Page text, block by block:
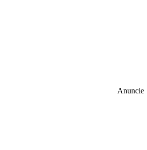
Anuncie